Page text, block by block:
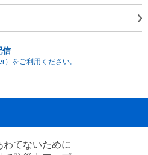
信
をご利用ください。
わてないために